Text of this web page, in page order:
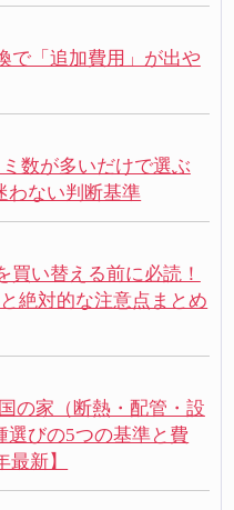
で「追加費用」が出や
数が多いだけで選ぶ
わない判断基準
買い替える前に必読！
絶対的な注意点まとめ
の家（断熱・配管・設
選びの5つの基準と費
新】